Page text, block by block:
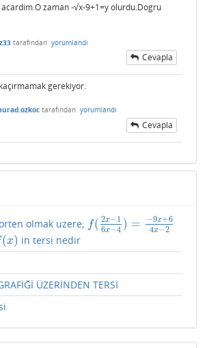
zaman -√x-9+1=y olurdu.Dogru
tarafından yorumlandı
Cevapla
gerekiyor.
tarafından yorumlandı
Cevapla
olmak uzere; f( 2x−1
6x−4 ) = −9x+6
4x−2
f(2 x−16x− 4)= −9x+64
(x)
x)
in tersi nedir
ÜZERİNDEN TERSİ